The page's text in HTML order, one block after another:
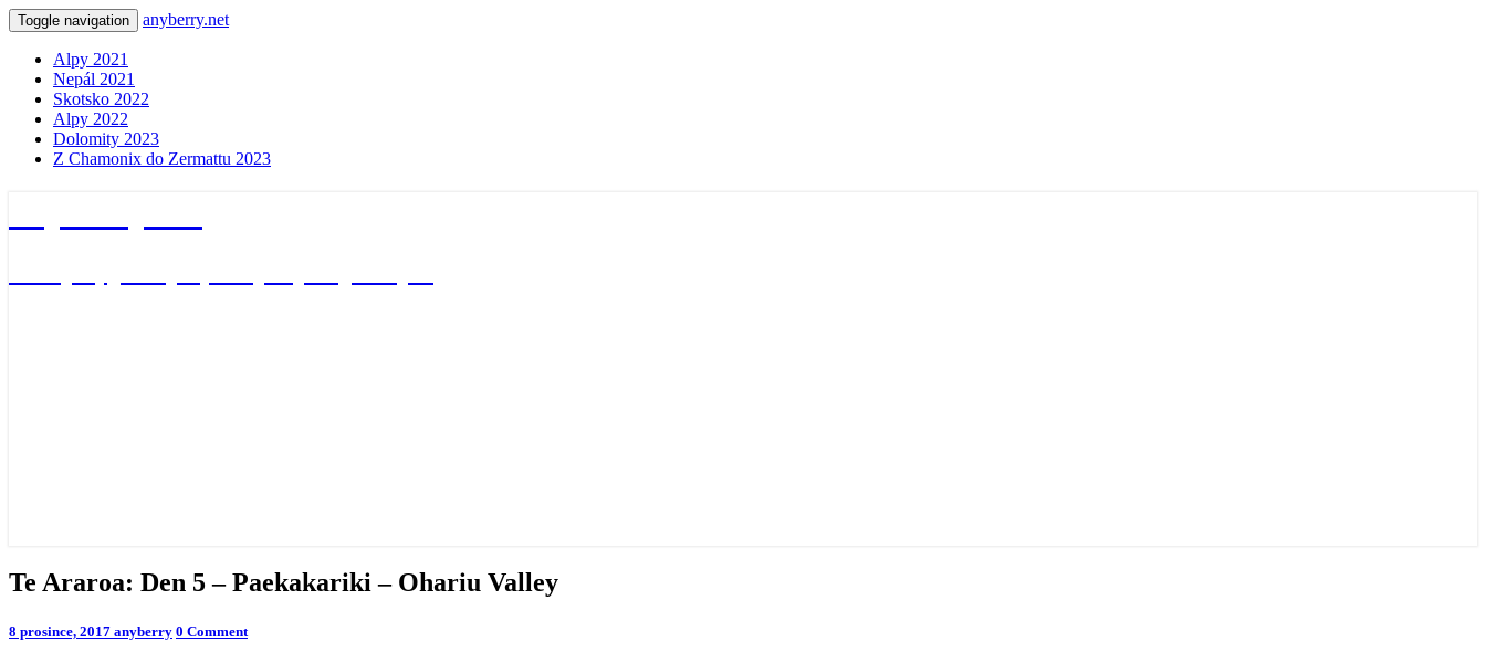
Toggle navigation anyberry.net
Alpy 2021
Nepál 2021
Skotsko 2022
Alpy 2022
Dolomity 2023
Z Chamonix do Zermattu 2023
Te
Araroa:
5
Te Araroa: Den 5 – Paekakariki – Ohariu Valley
8 prosince, 2017 anyberry Comments
0 Comment